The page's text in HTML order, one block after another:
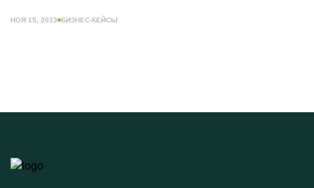
НОЯ 15, 2023 БИЗНЕС-КЕЙСЫ